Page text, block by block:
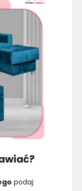
podaj: